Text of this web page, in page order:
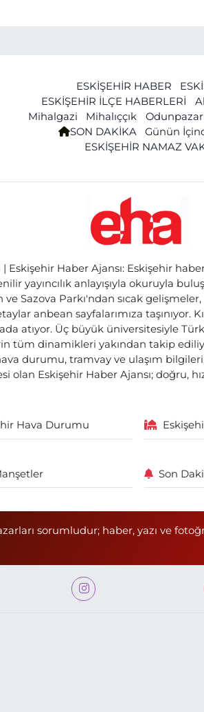
ESKİŞEHİR HABER
ESKİŞEHİR İLÇE HABERLERİ
Mihalgazi
Mihalıççık
SON DAKİKA
Günün
ESKİŞEHİR NAMAZ
Eskişehir Haber Ajansı: Eskişehir
yayıncılık anlayışıyla okuruyla
ve Sazova Parkı'ndan sıcak
anbean sayfalarımıza taşınıyor.
atıyor. Üç büyük üniversitesiyle
dinamikleri yakından takip
durumu, tramvay ve ulaşım
olan Eskişehir Haber Ajansı; doğru,
Hava Durumu
Son
sorumludur; haber, yazı ve